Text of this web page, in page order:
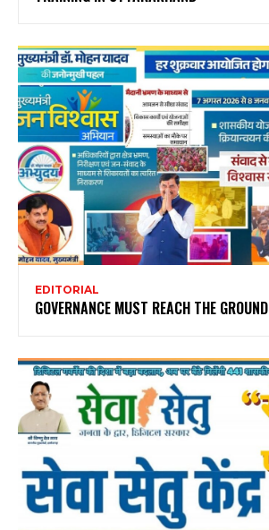
EDITORIAL
GOVERNANCE MUST REACH THE GROUND